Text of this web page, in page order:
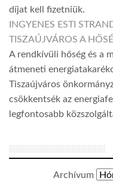
díjat kell fizetniük.
INGYENES ESTI
TISZAÚJVÁROS A
A rendkívüli hőség és a
átmeneti
Tiszaújváros
csökkentsék az
legfontosabb
Archívum